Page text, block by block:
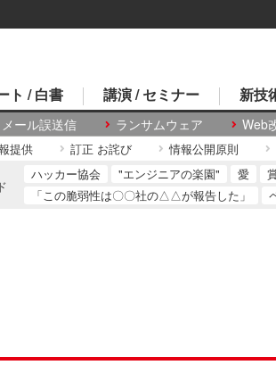
メール誤送信 ランサムウェア Web
ト / 白書 講演 / セミナー 新技
提供 訂正 お詫び 情報公開原則
ハッカー協会 "エンジニアの楽園" 愛
「この脆弱性は〇〇社の△△が報告した」